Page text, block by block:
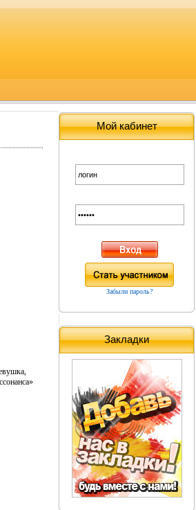
Мой кабинет
Забыли пароль?
Закладки